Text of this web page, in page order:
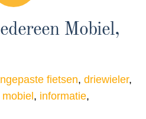
Mobiel,
fietsen, driewieler,
, informatie,